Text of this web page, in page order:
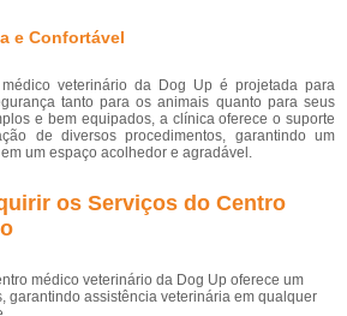
e Confortável
veterinário da Dog Up é projetada para
tanto para os animais quanto para seus
e bem equipados, a clínica oferece o suporte
de diversos procedimentos, garantindo um
um espaço acolhedor e agradável.
os Serviços do Centro
médico veterinário da Dog Up oferece um
garantindo assistência veterinária em qualquer